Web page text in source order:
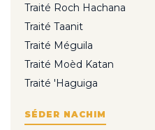
Traité Roch Hachana
Traité Taanit
Traité Méguila
Traité Moèd Katan
Traité 'Haguiga
SÉDER NACHIM